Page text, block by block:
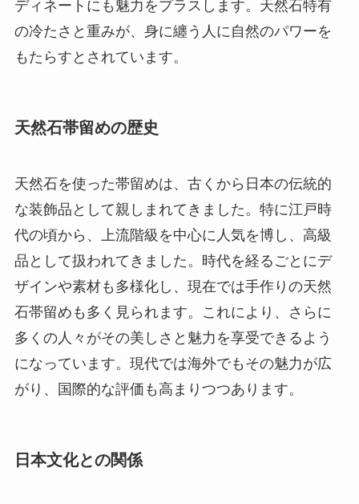
ディネートにも魅力をプラスします。天然石特有
の冷たさと重みが、身に纏う人に自然のパワーを
もたらすとされています。
天然石帯留めの歴史
天然石を使った帯留めは、古くから日本の伝統的
な装飾品として親しまれてきました。特に江戸時
代の頃から、上流階級を中心に人気を博し、高級
品として扱われてきました。時代を経るごとにデ
ザインや素材も多様化し、現在では手作りの天然
石帯留めも多く見られます。これにより、さらに
多くの人々がその美しさと魅力を享受できるよう
になっています。現代では海外でもその魅力が広
がり、国際的な評価も高まりつつあります。
日本文化との関係